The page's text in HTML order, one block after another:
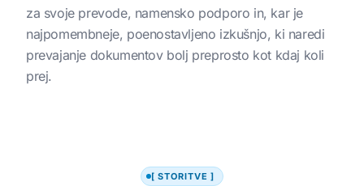
za svoje prevode, namensko podporo in, kar je
najpomembneje, poenostavljeno izkušnjo, ki naredi
prevajanje dokumentov bolj preprosto kot kdaj koli
prej.
[ STORITVE ]